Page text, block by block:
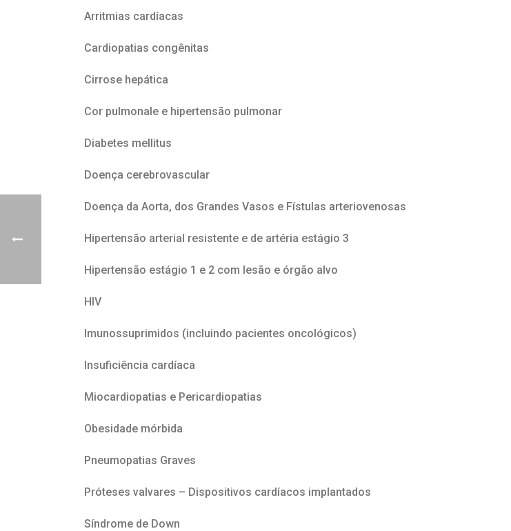
Arritmias cardíacas
Cardiopatias congênitas
Cirrose hepática
Cor pulmonale e hipertensão pulmonar
Diabetes mellitus
Doença cerebrovascular
Doença da Aorta, dos Grandes Vasos e Fístulas arteriovenosas
Hipertensão arterial resistente e de artéria estágio 3
Hipertensão estágio 1 e 2 com lesão e órgão alvo
HIV
Imunossuprimidos (incluindo pacientes oncológicos)
Insuficiência cardíaca
Miocardiopatias e Pericardiopatias
Obesidade mórbida
Pneumopatias Graves
Próteses valvares – Dispositivos cardíacos implantados
Síndrome de Down